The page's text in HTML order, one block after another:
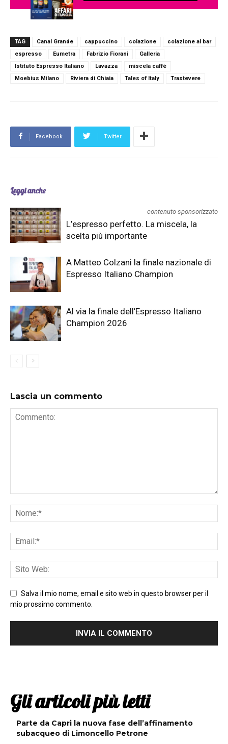
TAG Canal Grande cappuccino colazione
colazione al bar
espresso
Eumetra Fabrizio Fiorani
Galleria
Istituto Espresso Italiano
Lavazza
miscela caffè
Moebius Milano
Riviera di Chiaia Tales of Italy Trastevere
Facebook Twitter
Leggi anche
contenuto sponsorizzato
L’espresso perfetto. La miscela, la
scelta più importante
A Matteo Colzani la finale nazionale di
Espresso Italiano Champion
Al via la finale dell’Espresso Italiano
Champion 2026
Lascia un commento
Salva il mio nome, email e sito web in questo browser per il
mio prossimo commento.
Gli articoli più letti
Parte da Capri la nuova fase dell’affinamento
subacqueo di Limoncello Petrone